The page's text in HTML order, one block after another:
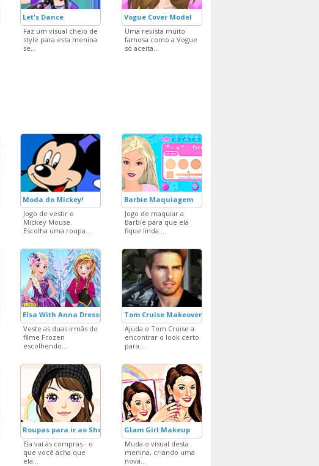
Let's Dance
Faz um visual cheio de
style para esta menina
se...
Vogue Cover Model
Uma revista muito
famosa como a Vogue
só aceita...
Moda do Mickey!
Jogo de vestir o
Mickey Mouse.
Escolha uma roupa...
Barbie Maquiagem
Jogo de maquiar a
Barbie para que ela
fique linda....
Elsa With Anna Dressup
Veste as duas irmãs do
filme Frozen
escolhendo...
Tom Cruise Makeover
Ajuda o Tom Cruise a
encontrar o look certo
para...
OutfitRoupas para ir ao Shopping 3
Ela vai às compras - o
que você acha que
ela...
Glam Girl Makeup
Muda o visual desta
menina, criando uma
nova...